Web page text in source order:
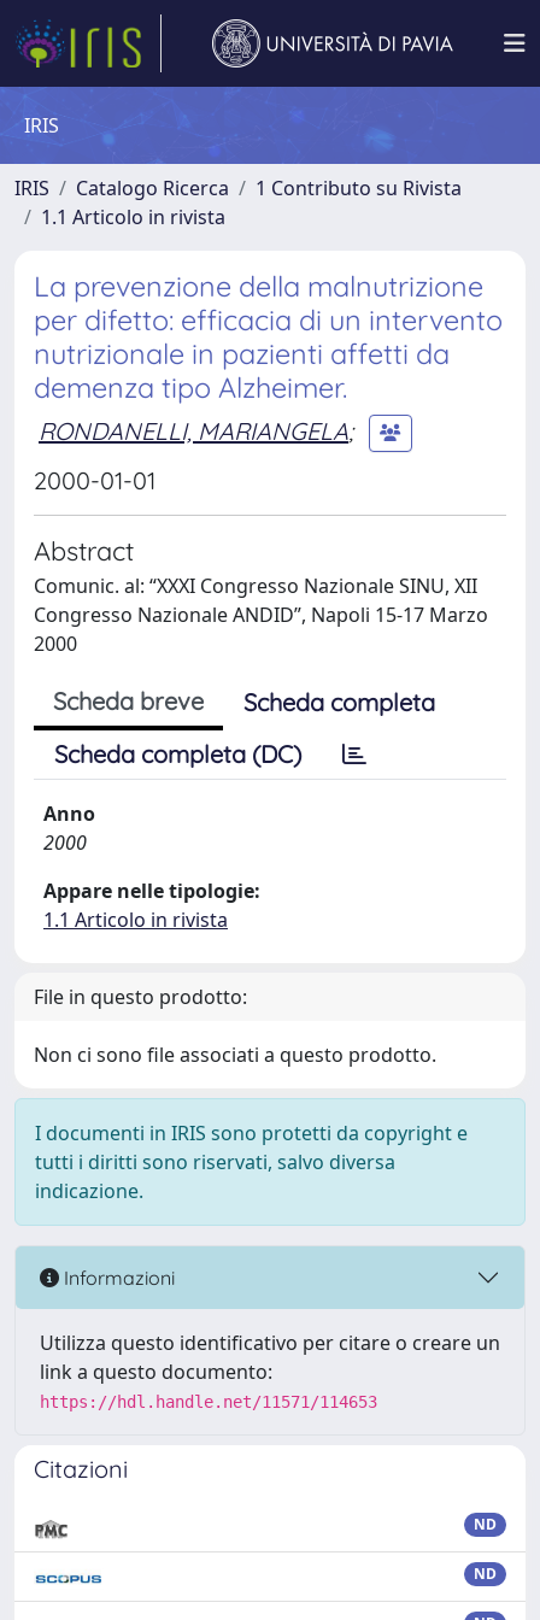
IRIS
IRIS Catalogo Ricerca
1 Contributo su Rivista
1.1 Articolo in rivista
La prevenzione della malnutrizione
per difetto: efficacia di un intervento
nutrizionale in pazienti affetti da
demenza tipo Alzheimer.
RONDANELLI, MARIANGELA;
2000-01-01
Abstract
Comunic. al: “XXXI Congresso Nazionale SINU, XII
Congresso Nazionale ANDID”, Napoli 15-17 Marzo
2000
Scheda breve
Scheda completa
Scheda completa (DC)
Anno
2000
Appare nelle tipologie:
1.1 Articolo in rivista
File in questo prodotto:
Non ci sono file associati a questo prodotto.
I documenti in IRIS sono protetti da copyright e
tutti i diritti sono riservati, salvo diversa
indicazione.
Informazioni
Utilizza questo identificativo per citare o creare un
link a questo documento:
https://hdl.handle.net/11571/114653
Citazioni
ND
ND